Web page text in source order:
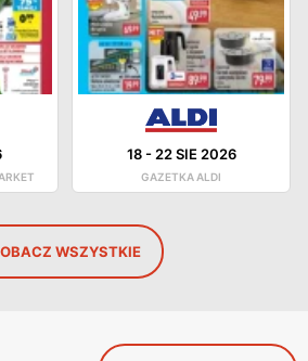
18- 22 SIE 2026
GAZETKA ALDI
WSZYSTKIE